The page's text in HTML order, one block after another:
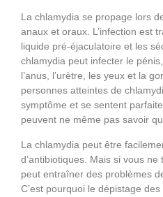
La chlamydia se propage lors
anaux et oraux. L’infection est
liquide pré-éjaculatoire et les
chlamydia peut infecter le
l’anus, l’urètre, les yeux et la
personnes atteintes de
symptôme et se sentent
peuvent ne même pas savoir
La chlamydia peut être
d’antibiotiques. Mais si vous
peut entraîner des problèmes
C’est pourquoi le dépistage